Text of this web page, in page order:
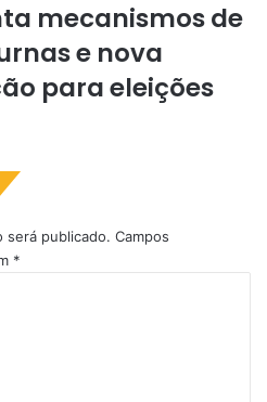
mecanismos de
e nova
para eleições
será publicado. Campos
*